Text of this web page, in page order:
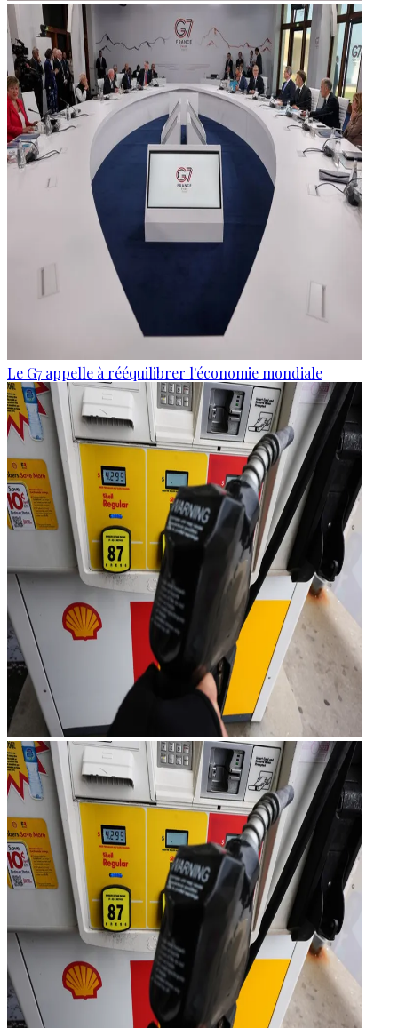
Le G7 appelle à rééquilibrer l'économie mondiale